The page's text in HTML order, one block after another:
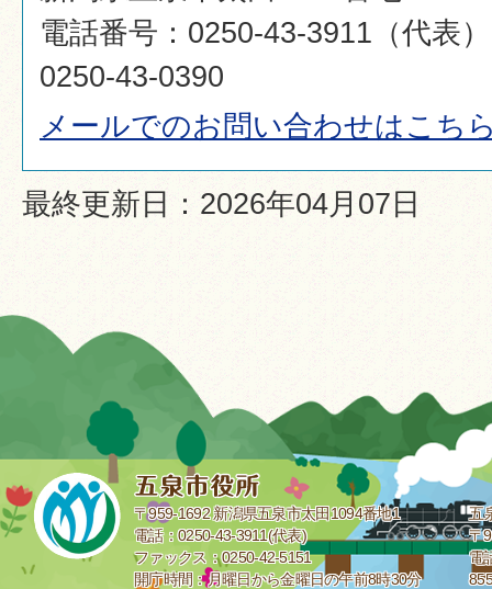
電話番号：0250-43-3911（代表
0250-43-0390
メールでのお問い合わせはこち
最終更新日：2026年04月07日
〒959-1692 新潟県五泉市太田1094番地1
電話：0250-43-3911(代表)
ファックス：0250-42-5151
開庁時間：月曜日から金曜日の午前8時30分
五
〒
電